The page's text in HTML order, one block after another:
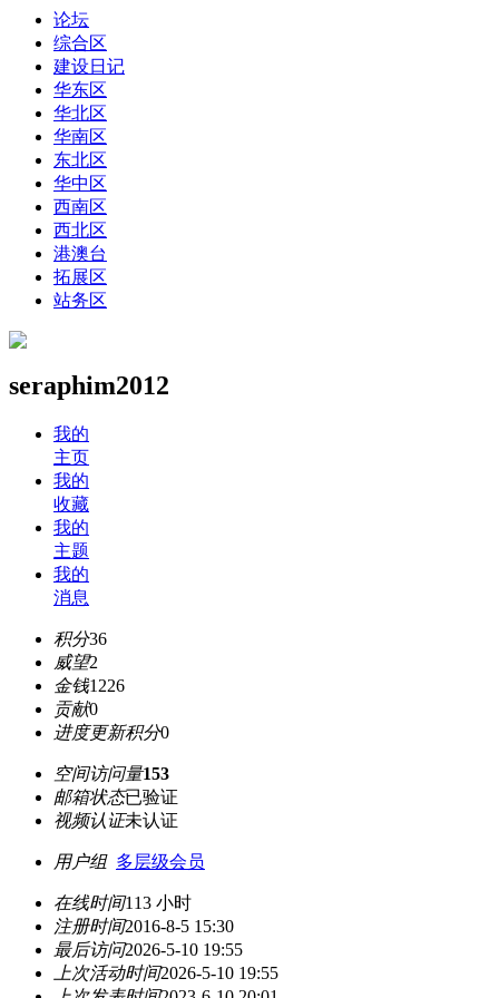
论坛
综合区
建设日记
华东区
华北区
华南区
东北区
华中区
西南区
西北区
港澳台
拓展区
站务区
seraphim2012
我的
主页
我的
收藏
我的
主题
我的
消息
积分36
威望2
金钱1226
贡献0
进度更新积分0
空间访问量153
邮箱状态已验证
视频认证未认证
用户组 多层级会员
在线时间113 小时
注册时间2016-8-5 15:30
最后访问2026-5-10 19:55
上次活动时间2026-5-10 19:55